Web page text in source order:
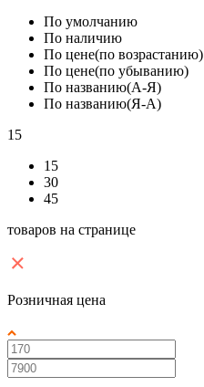
По умолчанию
По наличию
По цене(по возрастанию)
По цене(по убыванию)
По названию(А-Я)
По названию(Я-А)
15
15
30
45
товаров на странице
Розничная цена